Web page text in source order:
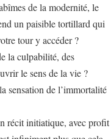
de la modernité, le
un paisible tortillard qui
tour y accéder ?
la culpabilité, des
le sens de la vie ?
sensation de l’immortalité
récit initiatique, avec profit